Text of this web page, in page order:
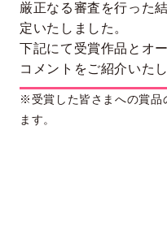
厳正なる審査を行った
定いたしました。
下記にて受賞作品とオ
コメントをご紹介いた
※受賞した皆さまへの賞品
ます。